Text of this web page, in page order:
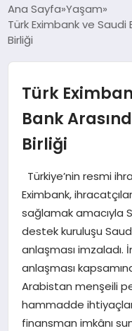
YAŞAM
DÜNYA
MAGAZIN
EĞITIM
SAĞLIK
TEKNOLOJI
Ana Sayfa Yaşam
Türk Eximbank ve Saudi
Birliği
Türk
Bank
Birliği
Türkiye’nin resmi
Eximbank,
sağlamak amacıyla
destek kuruluşu
anlaşması
anlaşması
Arabistan menşeili
hammadde
finansman imkânı